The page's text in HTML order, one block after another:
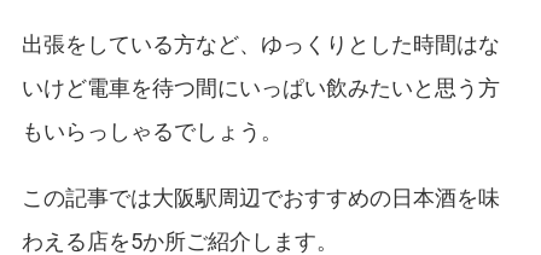
出張をしている方など、ゆっくりとした時間はな
いけど電車を待つ間にいっぱい飲みたいと思う方
もいらっしゃるでしょう。
この記事では大阪駅周辺でおすすめの日本酒を味
わえる店を5か所ご紹介します。